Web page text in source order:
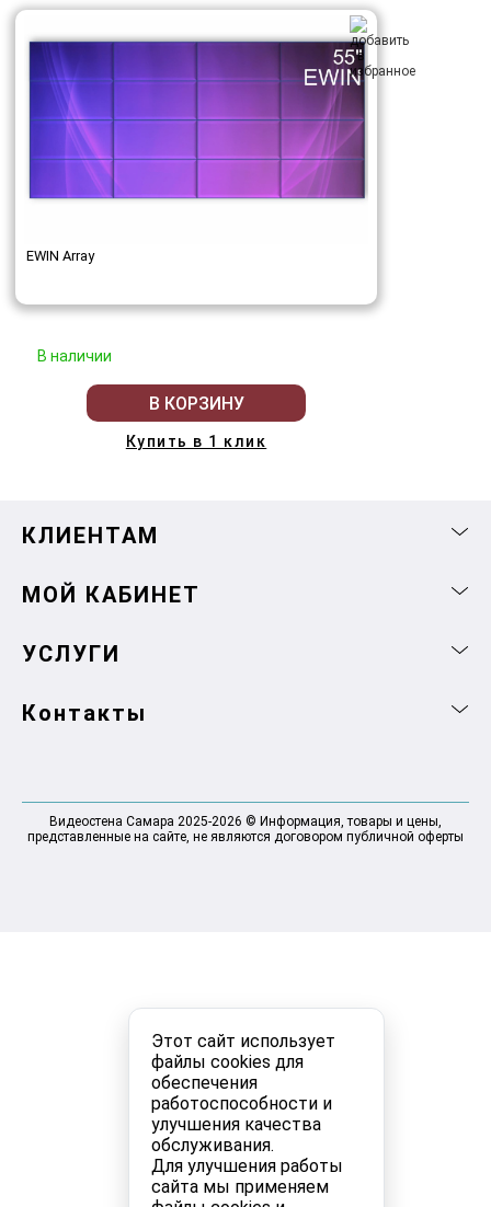
Этот сайт использует
файлы cookies для
обеспечения
работоспособности и
улучшения качества
обслуживания.
Для улучшения работы
сайта мы применяем
EWIN Array
В наличии
В КОРЗИНУ
Купить в 1 клик
КЛИЕНТАМ
МОЙ КАБИНЕТ
УСЛУГИ
Контакты
Видеостена Самара 2025-2026 © Информация, товары и цены,
представленные на сайте, не являются договором публичной оферты